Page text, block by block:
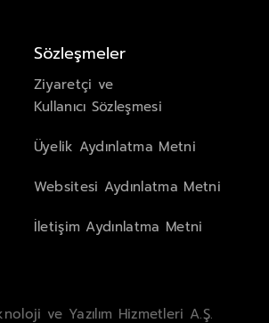
Sözleşmeler
Ziyaretçi ve
Kullanıcı Sözleşmesi
Üyelik Aydınlatma Metni
Websitesi Aydınlatma Metni
İletişim Aydınlatma Metni
ve Yazılım Hizmetleri A.Ş.